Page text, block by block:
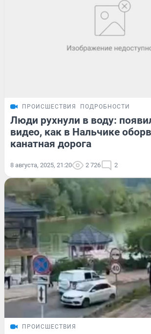
ПРОИСШЕСТВИЯ ПОДРОБНОСТИ
Люди рухнули в воду:
видео, как в Нальчике
канатная дорога
8 августа, 2025, 21:20 2 726 2
ПРОИСШЕСТВИЯ